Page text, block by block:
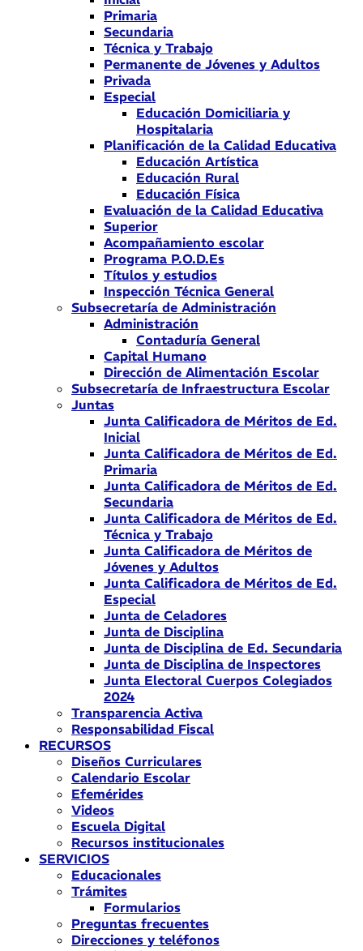
Primaria
Secundaria
Técnica y Trabajo
Permanente de Jóvenes y Adultos
Privada
Especial
Educación Domiciliaria y
Hospitalaria
Planificación de la Calidad Educativa
Educación Artística
Educación Rural
Educación Física
Evaluación de la Calidad Educativa
Superior
Acompañamiento escolar
Programa P.O.D.Es
Títulos y estudios
Inspección Técnica General
Subsecretaría de Administración
Administración
Contaduría General
Capital Humano
Dirección de Alimentación Escolar
Subsecretaría de Infraestructura Escolar
Juntas
Junta Calificadora de Méritos de Ed.
Inicial
Junta Calificadora de Méritos de Ed.
Primaria
Junta Calificadora de Méritos de Ed.
Secundaria
Junta Calificadora de Méritos de Ed.
Técnica y Trabajo
Junta Calificadora de Méritos de
Jóvenes y Adultos
Junta Calificadora de Méritos de Ed.
Especial
Junta de Celadores
Junta de Disciplina
Junta de Disciplina de Ed. Secundaria
Junta de Disciplina de Inspectores
Junta Electoral Cuerpos Colegiados
2024
Transparencia Activa
Responsabilidad Fiscal
RECURSOS
Diseños Curriculares
Calendario Escolar
Efemérides
Videos
Escuela Digital
Recursos institucionales
SERVICIOS
Educacionales
Trámites
Formularios
Preguntas frecuentes
Direcciones y teléfonos